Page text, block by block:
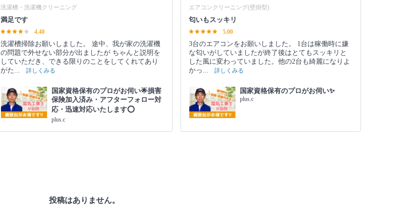
洗濯槽・洗濯機クリーニング
満足です
4.40
洗濯槽掃除お願いしました。 途中、我が家の洗濯機
の問題で外せない部分が出ましたが ちゃんと説明を
していただき、できる限りのことをしてくれてあり
がた...
詳しくみる
国家資格保有のプロがお伺い🌟損害
保険加入済み・アフターフォロー対
応・迅速対応いたします⭕️
plus.c
エアコンクリーニング(壁掛型)
匂いもスッキリ
5.00
3台のエアコンをお願いしました。 1台は稼働時に嫌
な匂いがしていましたが終了後はとてもスッキリと
した風に変わっていました。他の2台も綺麗になりよ
かっ...
詳しくみる
国家資格保有のプロがお伺い✨
plus.c
投稿はありません。